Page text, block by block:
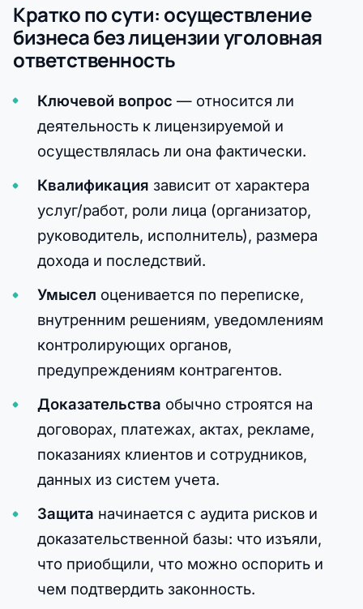
Кратко по сути: осуществление
бизнеса без лицензии уголовная
ответственность
Ключевой вопрос — относится ли
деятельность к лицензируемой и
осуществлялась ли она фактически.
Квалификация зависит от характера
услуг/работ, роли лица (организатор,
руководитель, исполнитель), размера
дохода и последствий.
Умысел оценивается по переписке,
внутренним решениям, уведомлениям
контролирующих органов,
предупреждениям контрагентов.
Доказательства обычно строятся на
договорах, платежах, актах, рекламе,
показаниях клиентов и сотрудников,
данных из систем учета.
Защита начинается с аудита рисков и
доказательственной базы: что изъяли,
что приобщили, что можно оспорить и
чем подтвердить законность.